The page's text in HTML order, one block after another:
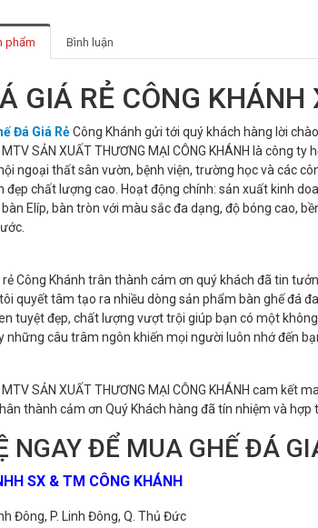
phẩm Bình luận
GIÁ RẺ CÔNG
Đá Giá RẻCông Khánh gửi tới quý khách hàng lời
MTV SẢN XUẤT THƯƠNG MẠI CÔNG KHÁNH là
ngoại thất sân vườn, bệnh viện, trường học và các
đẹp chất lượng cao. Hoạt động chính: sản xuất kinh
Elíp, bàn tròn với màu sắc đa dạng, độ bóng cao,
rẻ Công Khánh trân thành cám ơn quý khách đã tin
quyết tâm tạo ra nhiều dòng sản phẩm bàn ghế đá
tuyệt đẹp, chất lượng vượt trội giúp bạn có một
những câu trâm ngôn khiến mọi người luôn nhớ đến
MTV SẢN XUẤT THƯƠNG MẠI CÔNG KHÁNH cam
thành cảm ơn Quý Khách hàng đã tín nhiệm và
NGAY ĐỂ MUA GHẾ ĐÁ
SX & TM CÔNG KHÁNH
Đông, P. Linh Đông, Q. Thủ Đức